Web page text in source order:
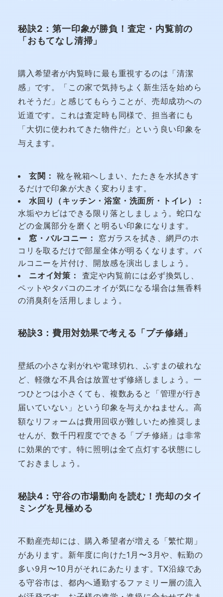
秘訣2：第一印象が勝負！査定・内覧前の
「おもてなし清掃」
購入希望者が内覧時に最も重視するのは「清潔
感」です。「この家で気持ちよく新生活を始めら
れそうだ」と感じてもらうことが、売却成功への
近道です。これは査定時も同様で、担当者にも
「大切に使われてきた物件だ」という良い印象を
与えます。
玄関： 靴を靴箱へしまい、たたきを水拭きす
るだけで印象が大きく変わります。
水回り（キッチン・浴室・洗面所・トイレ）：
水垢やカビはできる限り落としましょう。蛇口な
どの金属部分を磨くと明るい印象になります。
窓・バルコニー：
窓ガラスを拭き、網戸のホ
コリを取るだけで部屋全体が明るくなります。バ
ルコニーを片付け、開放感を演出しましょう。
ニオイ対策：
査定や内覧前には必ず換気し、
ペットやタバコのニオイが気になる場合は無香料
の消臭剤を活用しましょう。
秘訣3：費用対効果で考える「プチ修繕」
壁紙の小さな剥がれや電球切れ、ふすまの破れな
ど、軽微な不具合は放置せず修繕しましょう。一
つひとつは小さくても、複数あると「管理が行き
届いていない」という印象を与えかねません。高
額なリフォームは費用回収が難しいため推奨しま
せんが、数千円程度でできる「プチ修繕」は非常
に効果的です。特に照明は全て点灯する状態にし
ておきましょう。
秘訣4：守谷の市場動向を読む！売却のタイ
ミングを見極める
不動産売却には、購入希望者が増える「繁忙期」
があります。新年度に向けた1月〜3月や、転勤の
多い9月〜10月がそれにあたります。TX沿線であ
る守谷市は、都内へ通勤するファミリー層の流入